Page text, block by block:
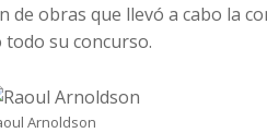
de obras que llevó a cabo la
su concurso.
Arnoldson